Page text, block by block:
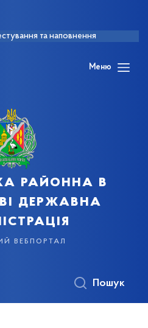
та наповнення
Меню
районна в
державна
вебпортал
Пошук